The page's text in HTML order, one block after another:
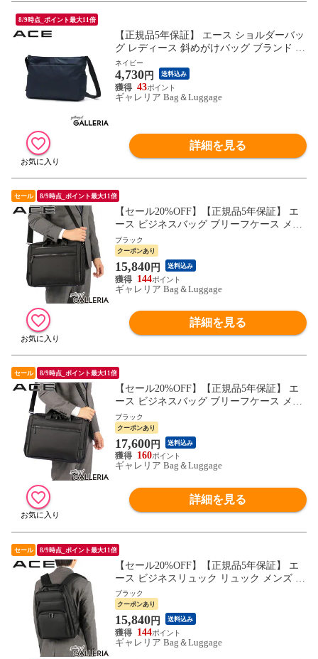
8/9時点_ポイント最大11倍
【正規品5年保証】 エース ショルダーバッ
グ レディース 斜めがけバッグ ブランド ナ
イロン ACE バッグ 軽い 軽量 斜めがけ 小
さめ シンプル カジュアル おしゃれ 大人
ミニショルダーバッグ B5 アリッサム 1769
1
ネイビー
4,730円 送料込み
43
ギャレリア Bag＆Luggage
詳細を見る
セール 8/9時点_ポイント最大11倍
【セール20%OFF】【正規品5年保証】 エ
ース ビジネスバッグ ブリーフケース メン
ズ ブランド 就活 転職 ACE トートバッグ
ショルダー ビジネス 通勤 2WAY 自立 A4 1
1L PC 手持ち 肩掛け 斜めがけ シロン 6894
1
ブラック
クーポンあり
15,840円 送料込み
144
ギャレリア Bag＆Luggage
詳細を見る
セール 8/9時点_ポイント最大11倍
【セール20%OFF】【正規品5年保証】 エ
ース ビジネスバッグ ブリーフケース メン
ズ ブランド 就活 転職 ACE トートバッグ
ショルダー ビジネス 通勤 2WAY 自立 A4 B
4 14L PC 手持ち 肩掛け 斜めがけ シロン 6
8942
ブラック
クーポンあり
17,600円 送料込み
160
ギャレリア Bag＆Luggage
詳細を見る
セール 8/9時点_ポイント最大11倍
【セール20%OFF】【正規品5年保証】 エ
ース ビジネスリュック リュック メンズ ブ
ランド 就活 転職 ACE ビジネスバッグ ビ
ジネス 通勤 軽量 軽い 大人 A4 B4 18L PC
出張 デイパック シンプル シロン 68943
ブラック
クーポンあり
15,840円 送料込み
144
ギャレリア Bag＆Luggage